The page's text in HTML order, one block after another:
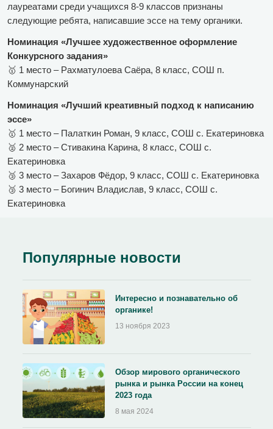
лауреатами среди учащихся 8-9 классов признаны
следующие ребята, написавшие эссе на тему органики.
Номинация «Лучшее художественное оформление
Конкурсного задания»
🥇 1 место – Рахматулоева Саёра, 8 класс, СОШ п.
Коммунарский
Номинация «Лучший креативный подход к написанию
эссе»
🥇 1 место – Палаткин Роман, 9 класс, СОШ с. Екатериновка
🥈 2 место – Стивакина Карина, 8 класс, СОШ с.
Екатериновка
🥉 3 место – Захаров Фёдор, 9 класс, СОШ с. Екатериновка
🥉 3 место – Богинич Владислав, 9 класс, СОШ с.
Екатериновка
Популярные новости
Интересно и познавательно об
органике!
13 ноября 2023
Обзор мирового органического
рынка и рынка России на конец
2023 года
8 мая 2024